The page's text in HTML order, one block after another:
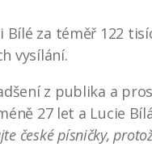
Bílé za téměř 122
vysílání.
z publika a
27 let a Lucie
české písničky,